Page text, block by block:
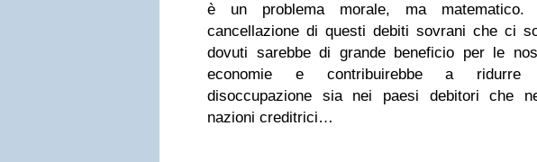
è un problema morale, ma matematico.
cancellazione di questi debiti sovrani che ci
dovuti sarebbe di grande beneficio per le
economie e contribuirebbe a
disoccupazione sia nei paesi debitori che
nazioni creditrici…